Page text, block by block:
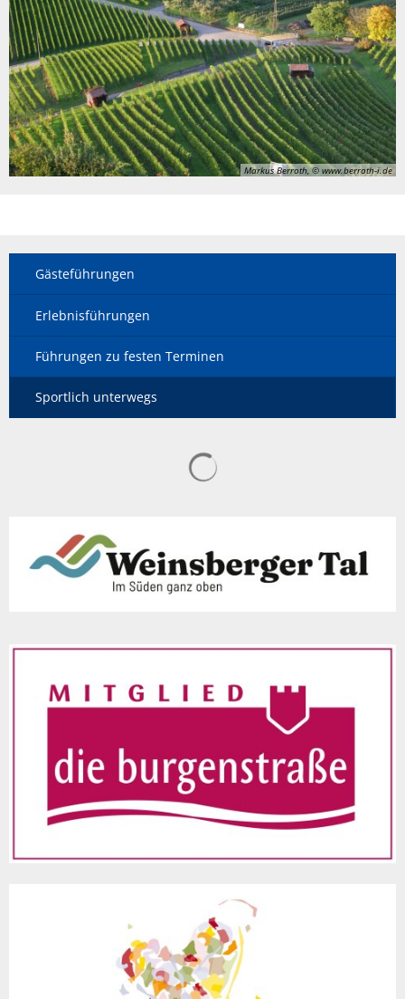
Markus Berroth, © www.berroth-i.de
Gästeführungen
Erlebnisführungen
Führungen zu festen Terminen
Sportlich unterwegs